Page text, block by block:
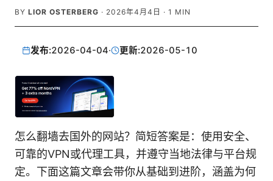
BY LIOR OSTERBERG · 2026年4月4日 · 1 MIN
发布:2026-04-04· 更新:2026-05-10
怎么翻墙去国外的网站？简短答案是：使用安全、
可靠的VPN或代理工具，并遵守当地法律与平台规
定。下面这篇文章会带你从基础到进阶，涵盖为何